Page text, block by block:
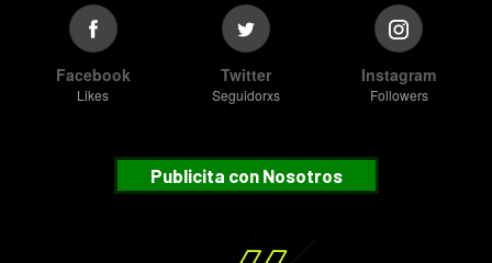
Facebook
Likes
Twitter
Seguidorxs
Instagram
Followers
Publicita con Nosotros